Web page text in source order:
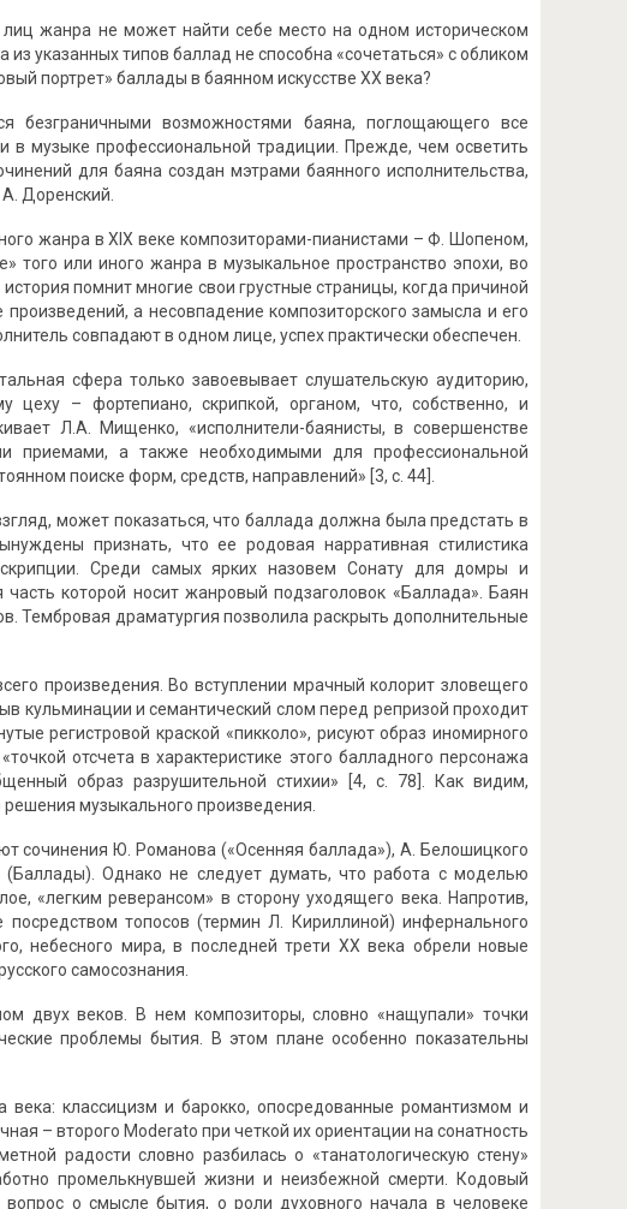
лиц жанра не может найти себе место на одном историческом
указанных типов баллад не способна «сочетаться» с обликом
портрет» баллады в баянном искусстве ХХ века?
безграничными возможностями баяна, поглощающего все
музыке профессиональной традиции. Прежде, чем осветить
для баяна создан мэтрами баянного исполнительства,
Доренский.
жанра в XIX веке композиторами-пианистами – Ф. Шопеном,
того или иного жанра в музыкальное пространство эпохи, во
помнит многие свои грустные страницы, когда причиной
а несовпадение композиторского замысла и его
совпадают в одном лице, успех практически обеспечен.
сфера только завоевывает слушательскую аудиторию,
цеху – фортепиано, скрипкой, органом, что, собственно, и
Л.А. Мищенко, «исполнители-баянисты, в совершенстве
приемами, а также необходимыми для профессиональной
поиске форм, средств, направлений» [3, с. 44].
может показаться, что баллада должна была предстать в
признать, что ее родовая нарративная стилистика
Среди самых ярких назовем Сонату для домры и
которой носит жанровый подзаголовок «Баллада». Баян
Тембровая драматургия позволила раскрыть дополнительные
произведения. Во вступлении мрачный колорит зловещего
кульминации и семантический слом перед репризой проходит
регистровой краской «пикколо», рисуют образ иномирного
отсчета в характеристике этого балладного персонажа
образ разрушительной стихии» [4, с. 78]. Как видим,
музыкального произведения.
сочинения Ю. Романова («Осенняя баллада»), А. Белошицкого
Однако не следует думать, что работа с моделью
«легким реверансом» в сторону уходящего века. Напротив,
топосов (термин Л. Кириллиной) инфернального
небесного мира, в последней трети ХХ века обрели новые
самосознания.
двух веков. В нем композиторы, словно «нащупали» точки
проблемы бытия. В этом плане особенно показательны
классицизм и барокко, опосредованные романтизмом и
– второго Moderato при четкой их ориентации на сонатность
радости словно разбилась о «танатологическую стену»
промелькнувшей жизни и неизбежной смерти. Кодовый
о смысле бытия, о роли духовного начала в человеке